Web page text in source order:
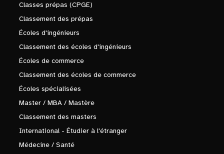
Classes prépas (CPGE)
Classement des prépas
Écoles d'ingénieurs
Classement des écoles d'ingénieurs
Écoles de commerce
Classement des écoles de commerce
Écoles spécialisées
Master / MBA / Mastère
Classement des masters
International - Étudier à l'étranger
Médecine / Santé